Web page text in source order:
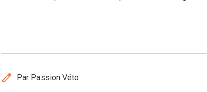
edit Par Passion Véto